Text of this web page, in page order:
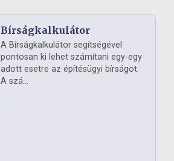
Bírságkalkulátor
A Bírságkalkulátor segítségével
pontosan ki lehet számítani egy-egy
adott esetre az építésügyi bírságot.
A szá...